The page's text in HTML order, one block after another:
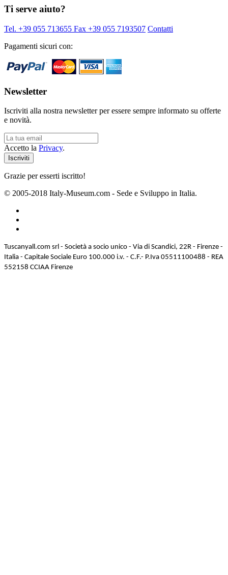
Ti serve aiuto?
Tel. +39 055 713655 Fax +39 055 7193507 Contatti
Pagamenti sicuri con:
Newsletter
Iscriviti alla nostra newsletter per essere sempre informato su offerte
e novità.
Accetto la Privacy.
Grazie per esserti iscritto!
© 2005-2018 Italy-Museum.com - Sede e Sviluppo in Italia.
Tuscanyall.com srl - Società a socio unico - Via di Scandici, 22R - Firenze -
Italia - Capitale Sociale Euro 100.000 i.v. - C.F.- P.Iva 05511100488 - REA
552158 CCIAA Firenze